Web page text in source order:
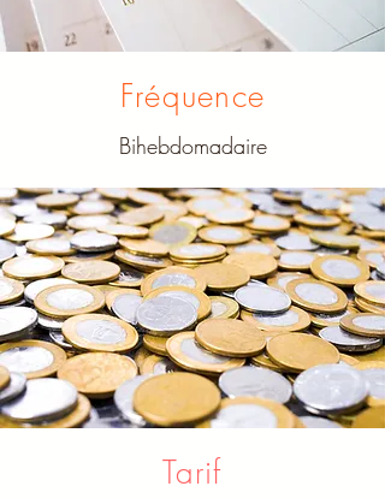
Fréquence
Bihebdomadaire
Tarif